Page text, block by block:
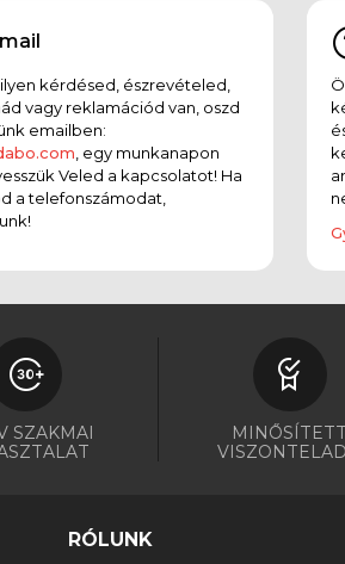
kérdésed, észrevételed,
vagy reklamációd van, oszd
emailben:
, egy munkanapon
Veled a kapcsolatot! Ha
a telefonszámodat,
SZAKMAI
MINŐSÍTETT
RÓLUNK